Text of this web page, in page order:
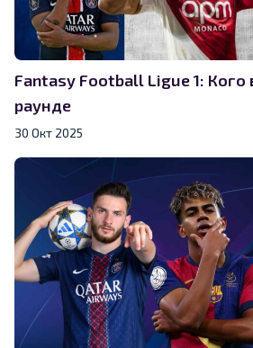
Fantasy Football Ligue 1: Кого
раунде
30 Окт 2025